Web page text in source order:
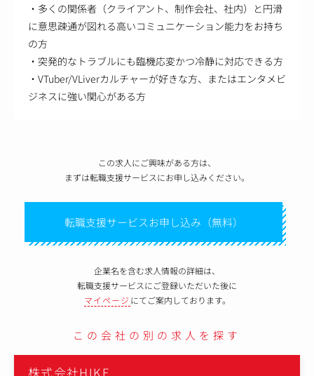
・多くの関係者（クライアント、制作会社、社内）と円滑
に意思疎通が図れる高いコミュニケーション能力をお持ち
の方
・突発的なトラブルにも臨機応変かつ冷静に対応できる方
・VTuber/VLiverカルチャーが好きな方、またはエンタメビ
ジネスに強い関心がある方
この求人にご興味がある方は、
まずは転職支援サービスにお申し込みください。
転職支援サービスお申し込み（無料）
企業名を含む求人情報の詳細は、
転職支援サービスにご登録いただいた後に
マイページ にてご案内しております。
この会社の別の求人を探す
株式会社HIKE